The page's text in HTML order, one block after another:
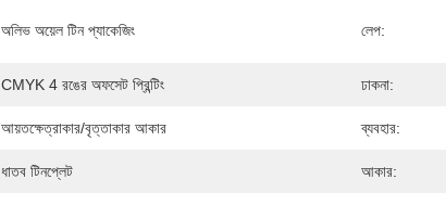
অলিভ অয়েল টিন প্যাকেজিং লেপ:
CMYK 4 রঙের অফসেট প্রিন্টিং ঢাকনা:
আয়তক্ষেত্রাকার/বৃত্তাকার আকার ব্যবহার:
ধাতব টিনপ্লেট আকার: